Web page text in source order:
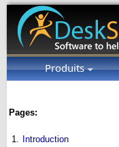
Produits
Pages:
1.
Introduction